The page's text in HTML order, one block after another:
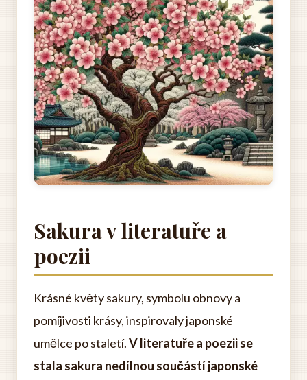
Sakura v literatuře a
poezii
Krásné květy sakury, symbolu obnovy a
pomíjivosti krásy, inspirovaly japonské
umělce po staletí.V literatuře a poezii se
stala sakura nedílnou součástí japonské